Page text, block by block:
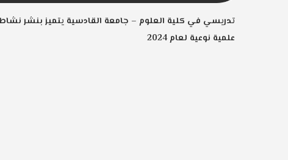
تدريسي في كلية العلوم – جامعة القادسية يتميز بنشر
علمية نوعية لعام 2024